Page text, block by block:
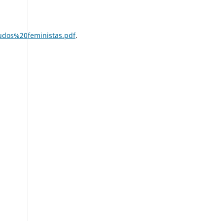
.